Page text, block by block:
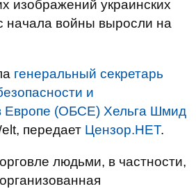
изображений украинских
начала войны выросли на
генеральный секретарь
и
Европе (ОБСЕ) Хельга Шмид
передает Цензор.НЕТ.
людьми, в частности,